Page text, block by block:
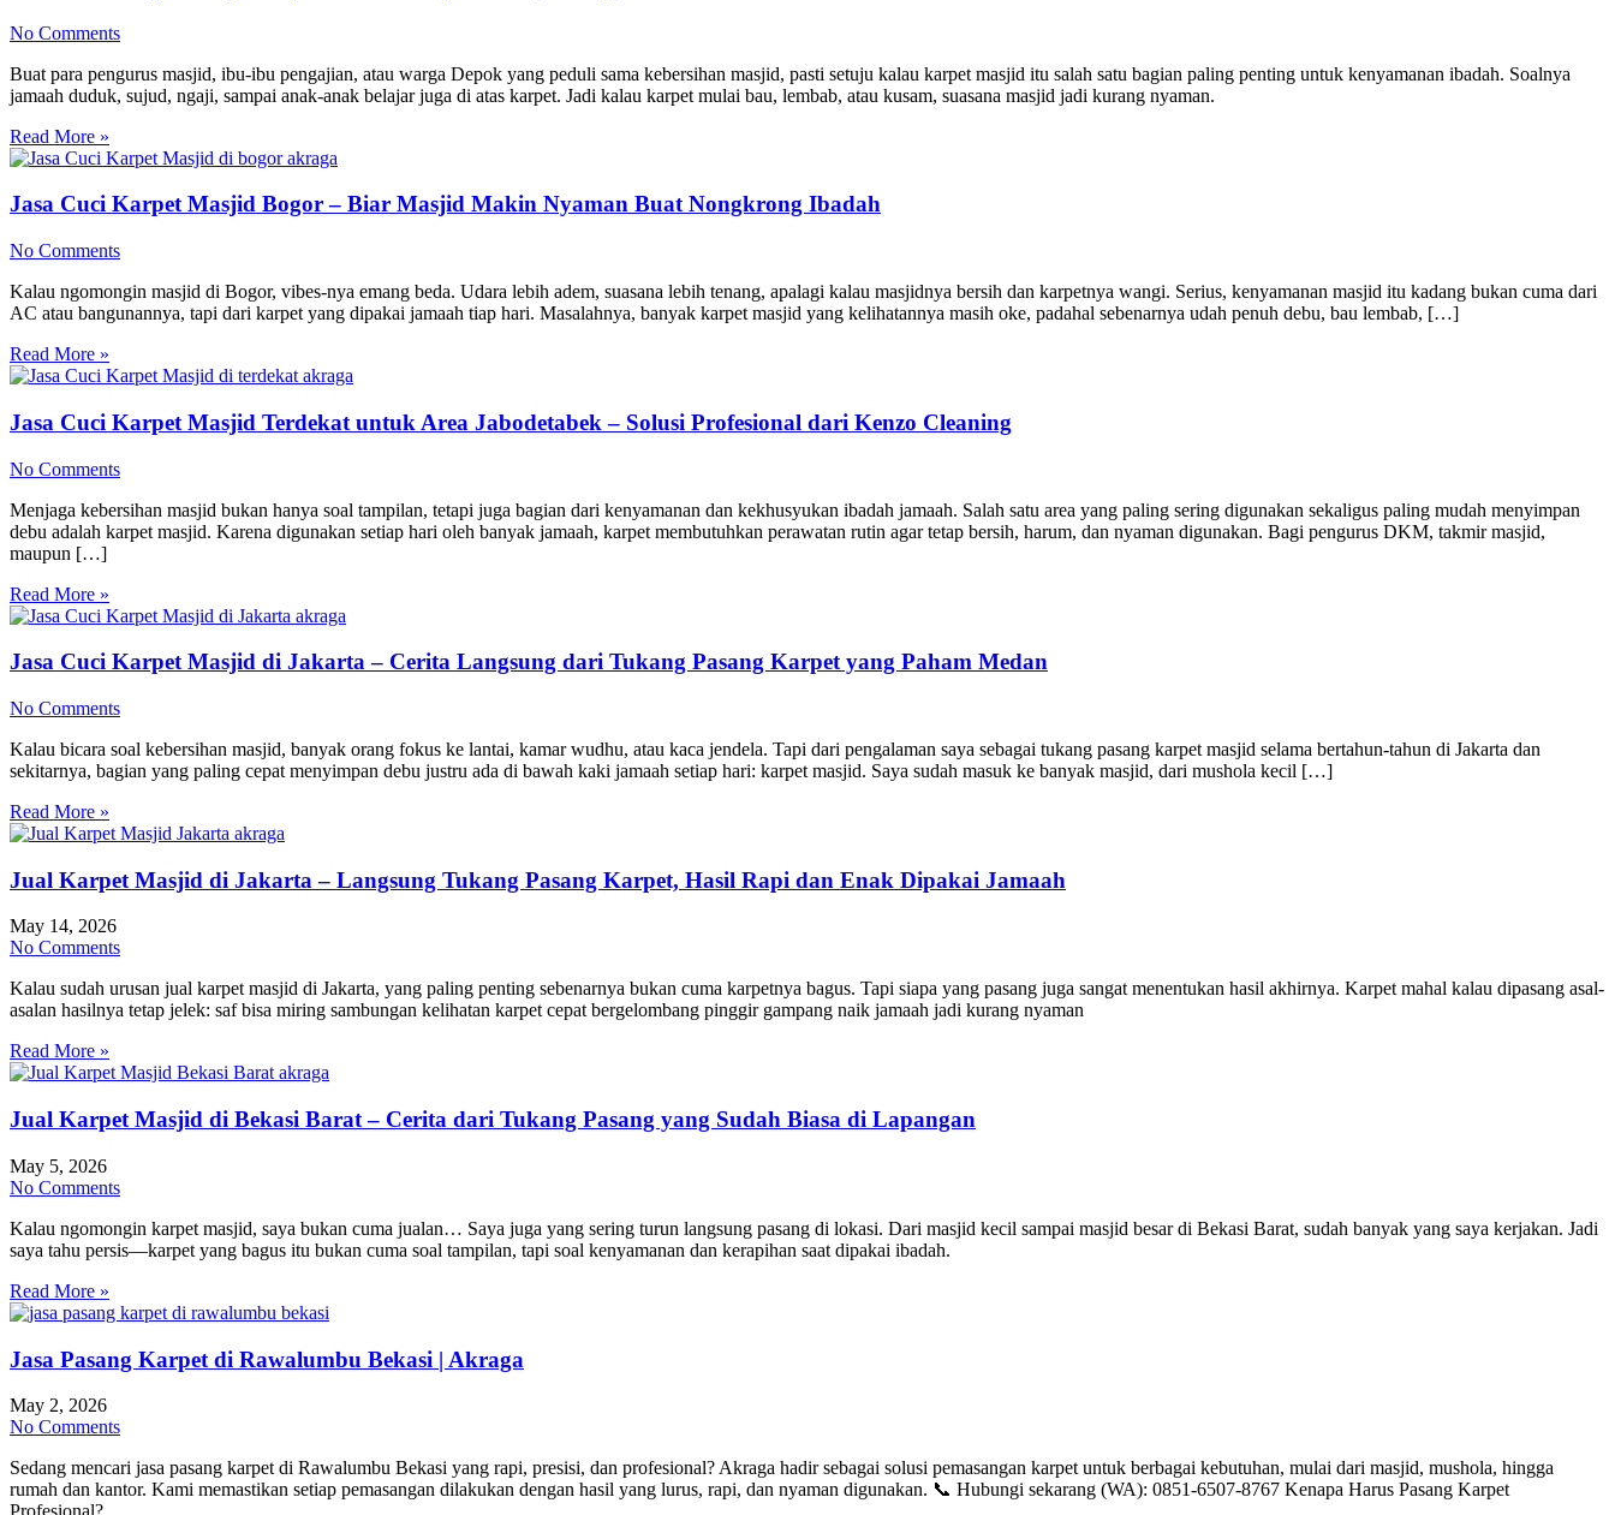
No Comments
Buat para pengurus masjid, ibu-ibu pengajian, atau warga Depok yang peduli sama kebersihan masjid, pasti setuju kalau karpet masjid itu salah satu bagian paling penting untuk kenyamanan ibadah. Soalnya
jamaah duduk, sujud, ngaji, sampai anak-anak belajar juga di atas karpet. Jadi kalau karpet mulai bau, lembab, atau kusam, suasana masjid jadi kurang nyaman.
Read More »
Jasa Cuci Karpet Masjid Bogor – Biar Masjid Makin Nyaman Buat Nongkrong Ibadah
No Comments
Kalau ngomongin masjid di Bogor, vibes-nya emang beda. Udara lebih adem, suasana lebih tenang, apalagi kalau masjidnya bersih dan karpetnya wangi. Serius, kenyamanan masjid itu kadang bukan cuma dari
AC atau bangunannya, tapi dari karpet yang dipakai jamaah tiap hari. Masalahnya, banyak karpet masjid yang kelihatannya masih oke, padahal sebenarnya udah penuh debu, bau lembab, […]
Read More »
Jasa Cuci Karpet Masjid Terdekat untuk Area Jabodetabek – Solusi Profesional dari Kenzo Cleaning
No Comments
Menjaga kebersihan masjid bukan hanya soal tampilan, tetapi juga bagian dari kenyamanan dan kekhusyukan ibadah jamaah. Salah satu area yang paling sering digunakan sekaligus paling mudah menyimpan
debu adalah karpet masjid. Karena digunakan setiap hari oleh banyak jamaah, karpet membutuhkan perawatan rutin agar tetap bersih, harum, dan nyaman digunakan. Bagi pengurus DKM, takmir masjid,
maupun […]
Read More »
Jasa Cuci Karpet Masjid di Jakarta – Cerita Langsung dari Tukang Pasang Karpet yang Paham Medan
No Comments
Kalau bicara soal kebersihan masjid, banyak orang fokus ke lantai, kamar wudhu, atau kaca jendela. Tapi dari pengalaman saya sebagai tukang pasang karpet masjid selama bertahun-tahun di Jakarta dan
sekitarnya, bagian yang paling cepat menyimpan debu justru ada di bawah kaki jamaah setiap hari: karpet masjid. Saya sudah masuk ke banyak masjid, dari mushola kecil […]
Read More »
Jual Karpet Masjid di Jakarta – Langsung Tukang Pasang Karpet, Hasil Rapi dan Enak Dipakai Jamaah
May 14, 2026
No Comments
Kalau sudah urusan jual karpet masjid di Jakarta, yang paling penting sebenarnya bukan cuma karpetnya bagus. Tapi siapa yang pasang juga sangat menentukan hasil akhirnya. Karpet mahal kalau dipasang asal-
asalan hasilnya tetap jelek: saf bisa miring sambungan kelihatan karpet cepat bergelombang pinggir gampang naik jamaah jadi kurang nyaman
Read More »
Jual Karpet Masjid di Bekasi Barat – Cerita dari Tukang Pasang yang Sudah Biasa di Lapangan
May 5, 2026
No Comments
Kalau ngomongin karpet masjid, saya bukan cuma jualan… Saya juga yang sering turun langsung pasang di lokasi. Dari masjid kecil sampai masjid besar di Bekasi Barat, sudah banyak yang saya kerjakan. Jadi
saya tahu persis—karpet yang bagus itu bukan cuma soal tampilan, tapi soal kenyamanan dan kerapihan saat dipakai ibadah.
Read More »
Jasa Pasang Karpet di Rawalumbu Bekasi | Akraga
May 2, 2026
No Comments
Sedang mencari jasa pasang karpet di Rawalumbu Bekasi yang rapi, presisi, dan profesional? Akraga hadir sebagai solusi pemasangan karpet untuk berbagai kebutuhan, mulai dari masjid, mushola, hingga
rumah dan kantor. Kami memastikan setiap pemasangan dilakukan dengan hasil yang lurus, rapi, dan nyaman digunakan. 📞 Hubungi sekarang (WA): 0851-6507-8767 Kenapa Harus Pasang Karpet